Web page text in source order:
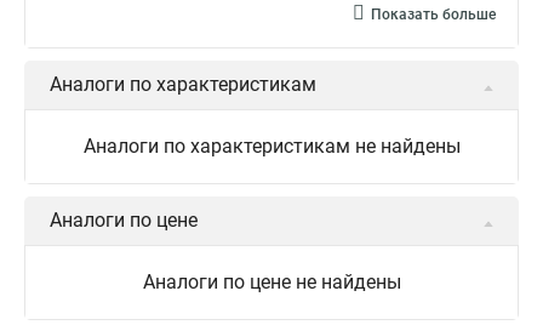
Показать больше
Аналоги по характеристикам
Аналоги по характеристикам не найдены
Аналоги по цене
Аналоги по цене не найдены